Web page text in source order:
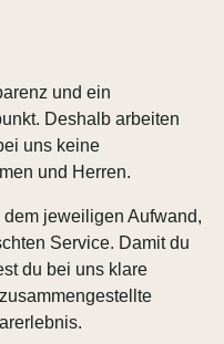
und ein
Deshalb arbeiten
uns keine
und Herren.
jeweiligen Aufwand,
Service. Damit du
du bei uns klare